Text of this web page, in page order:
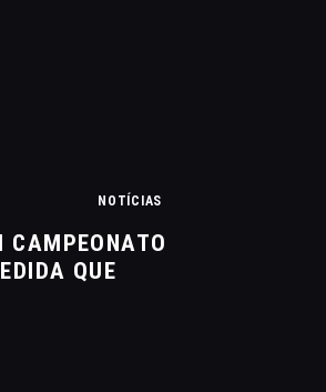
NOTÍCIAS
QUE